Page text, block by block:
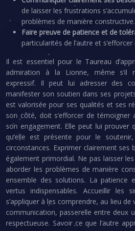
de laisser les frustrations
problèmes de manière constructive.
Faire preuve de patience et de
particularités de l’autre et
Il est essentiel pour le Taureau
admiration à la Lionne, même s’il
expressif. Il peut lui adresser des
manifester son soutien dans ses
est valorisée pour ses qualités et ses
son côté, doit s’efforcer de témoigner
son engagement. Elle peut lui prouver
qu’elle est présente pour le
circonstances. Exprimer clairement ses
également primordial. Ne pas laisser
aborder les problèmes de manière
ensemble des solutions. La patience
vertus indispensables. Accueillir les
s’appliquer à les comprendre, au lieu
communication, passerelle entre deux
respectueuse. Savoir ce que l’autre